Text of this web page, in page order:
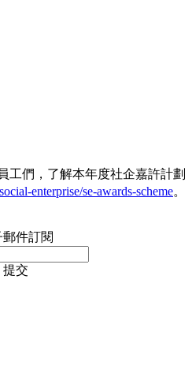
工們，了解本年度社企嘉許計劃
enterprise/se-awards-scheme。
郵件訂閱
提交